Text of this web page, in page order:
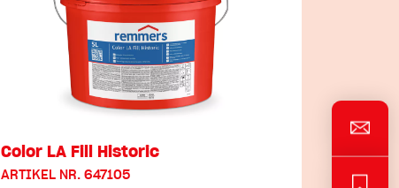
Color LA Fill Historic
ARTIKEL NR. 647105